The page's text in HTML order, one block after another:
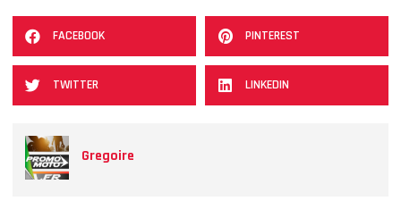
FACEBOOK PINTEREST
TWITTER LINKEDIN
Gregoire